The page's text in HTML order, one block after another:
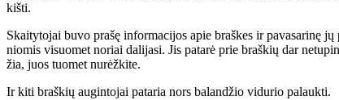
kiš­ti.
Skai­ty­to­jai bu­vo pra­šę in­for­ma­ci­jos apie braš­kes ir pa­va­sa­ri­nę
nio­mis vi­suo­met no­riai da­li­ja­si. Jis pa­ta­rė prie braš­kių dar
žia, juos tuo­met nu­rėž­ki­te.
Ir ki­ti braš­kių au­gin­to­jai pa­ta­ria nors ba­lan­džio vi­du­rio pa­lauk­ti.